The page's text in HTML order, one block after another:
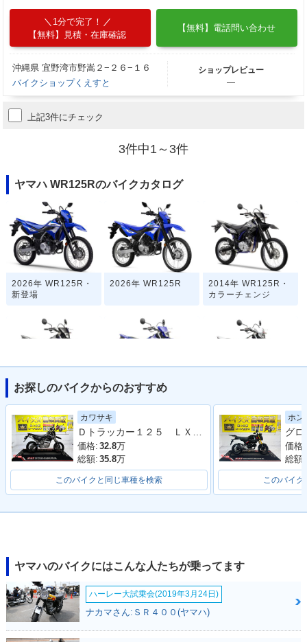
1分で完了！
【無料】見積・在庫確認
【無料】電話問い合わせ
沖縄県 宜野湾市野嵩２−２６−１６
バイクショップくえすと
ショップレビュー
―
上記3件にチェック
3件中1～3件
ヤマハ WR125Rのバイクカタログ
2026年 WR125R・
新登場
2026年 WR125R
2014年 WR125R・
カラーチェンジ
カラーチェンジ
2010年 WR125R・
2009年 WR125R・
お探しのバイクからのおすすめ
カワサキ
価格: 32.8万
総額: 35.8万
このバイクと同じ車種を検索
ホン
価格:
総額:
このバイク
ヤマハのバイクにはこんな人たちが乗ってます
ハーレー大試乗会(2019年3月24日)
ナカマさん:ＳＲ４００(ヤマハ)